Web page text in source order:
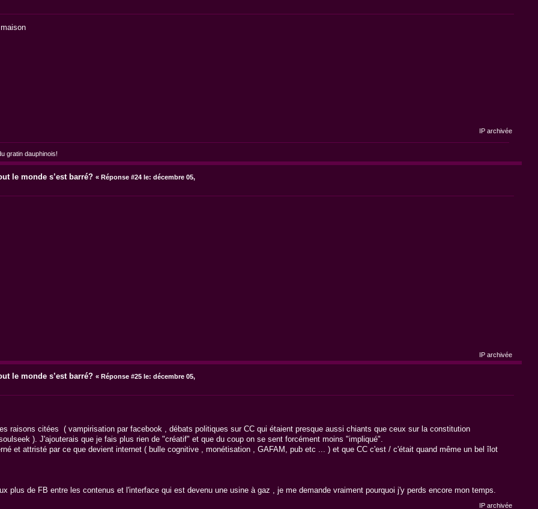
IP archivée
gratin dauphinois!
le monde s’est barré? « Réponse #24 le: décembre 05,
IP archivée
le monde s’est barré? « Réponse #25 le: décembre 05,
raisons citées ( vampirisation par facebook , débats politiques sur CC qui étaient presque aussi chiants que ceux sur la constitution
). J'ajouterais que je fais plus rien de "créatif" et que du coup on se sent forcément moins "impliqué".
et attristé par ce que devient internet ( bulle cognitive , monétisation , GAFAM, pub etc ... ) et que CC c'est / c'était quand même un bel îlot
plus de FB entre les contenus et l'interface qui est devenu une usine à gaz , je me demande vraiment pourquoi j'y perds encore mon temps.
IP archivée